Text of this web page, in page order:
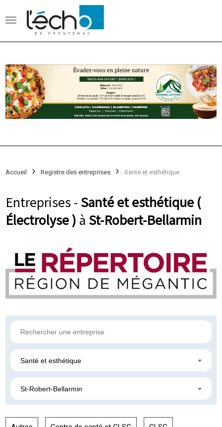
Accueil Registre des entreprises Santé et esthétique
Entreprises - Santé et esthétique (
Électrolyse ) à St-Robert-Bellarmin
Santé et esthétique
St-Robert-Bellarmin